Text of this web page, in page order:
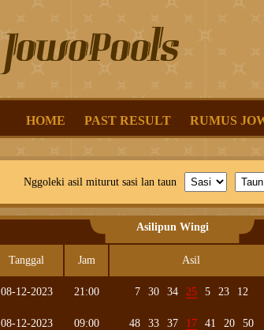
HOME PAST RESULT RUMUS
Nggoleki asil miturut sasi lan taun
Asilipun Wingi
Tanggal Jam Asil
08-12-2023 21:00 7 30 34 25 5 23 12
08-12-2023 09:00 48 33 37 17 41 20 50